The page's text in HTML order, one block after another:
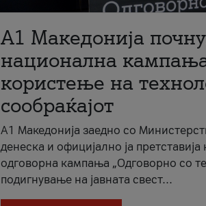
A1 Македонија
национална
користење на
сообраќајот
A1 Македонија заедно со
денеска и официјално ја
одговорна кампања „Одговорно со
подигнување на јавната свест...